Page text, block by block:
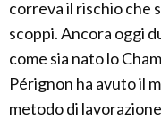
correva il rischio che
scoppi. Ancora oggi
come sia nato lo
Pérignon ha avuto il
metodo di